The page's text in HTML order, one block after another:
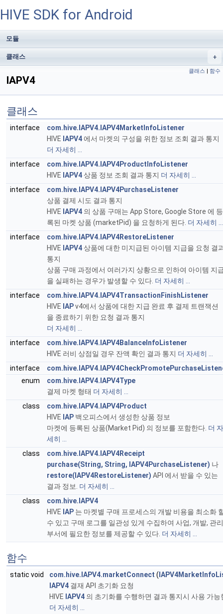
HIVE SDK for Android
모듈
+
클래스
클래스 | 함수
IAPV4
클래스
interface
com.hive.IAPV4.IAPV4MarketInfoListener
HIVE IAPV4에서 마켓의 구성을 위한 정보 조회 결과 통지
더 자세히 ...
interface
com.hive.IAPV4.IAPV4ProductInfoListener
HIVE IAPV4 상품 정보 조회 결과 통지 더 자세히 ...
interface
com.hive.IAPV4.IAPV4PurchaseListener
상품 결제 시도 결과 통지
HIVE IAPV4 의 상품 구매는 App Store, Google Store 에 등
록된 마켓 상품 (marketPid) 을 요청하게 된다. 더 자세히 ...
interface
com.hive.IAPV4.IAPV4RestoreListener
HIVE IAPV4 상품에 대한 미지급된 아이템 지급을 요청 결
통지
상품 구매 과정에서 여러가지 상황으로 인하여 아이템 지
을 실패하는 경우가 발생할 수 있다. 더 자세히 ...
interface
com.hive.IAPV4.IAPV4TransactionFinishListener
HIVE IAPv4에서 상품에 대한 지급 완료 후 결제 트랜잭션
을 종료하기 위한 요청 결과 통지
더 자세히 ...
interface
com.hive.IAPV4.IAPV4BalanceInfoListener
HIVE 러비 상점일 경우 잔액 확인 결과 통지 더 자세히 ...
interface
enum
com.hive.IAPV4.IAPV4Type
결제 마켓 형태 더 자세히 ...
class
com.hive.IAPV4.IAPV4Product
HIVE IAP 백오피스에서 생성한 상품 정보
마켓에 등록된 상품(Market Pid) 의 정보를 포함한다. 더 자
세히 ...
class
com.hive.IAPV4.IAPV4Receipt
purchase(String, String, IAPV4PurchaseListener) 나
restore(IAPV4RestoreListener) API 에서 받을 수 있는
결과 정보. 더 자세히 ...
class
com.hive.IAPV4
HIVE IAP 는 마켓별 구매 프로세스의 개발 비용을 최소화
수 있고 구매 로그를 일관성 있게 수집하여 사업, 개발, 관리
부서에 필요한 정보를 제공할 수 있다. 더 자세히 ...
함수
static void com.hive.IAPV4.marketConnect (
IAPV4 결재 API 초기화 요청
HIVE IAPV4 의 초기화를 수행하면 결과 통지시 사용 가
더 자세히 ...